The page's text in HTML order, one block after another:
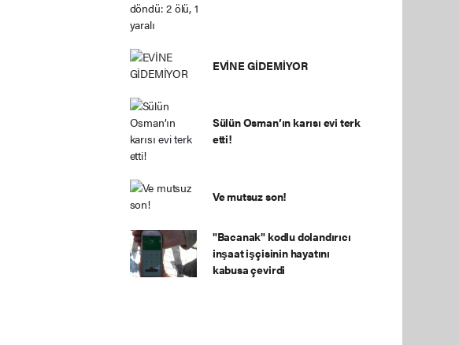
EVİNE GİDEMİYOR
Sülün Osman’ın karısı evi terk
etti!
Ve mutsuz son!
"Bacanak" kodlu dolandırıcı
inşaat işçisinin hayatını
kabusa çevirdi